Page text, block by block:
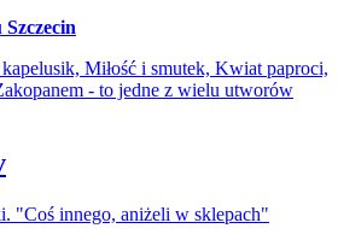
Miłość i smutek, Kwiat paproci,
- to jedne z wielu utworów
"Coś innego, aniżeli w sklepach"